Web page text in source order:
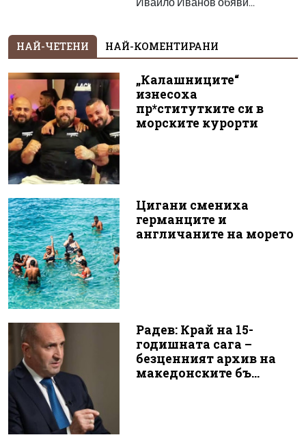
НАЙ-ЧЕТЕНИ НАЙ-КОМЕНТИРАНИ
„Калашниците“
изнесоха
пр*ститутките си в
морските курорти
Цигани смениха
германците и
англичаните на морето
Радев: Край на 15-
годишната сага –
безценният архив на
македонските бъ...